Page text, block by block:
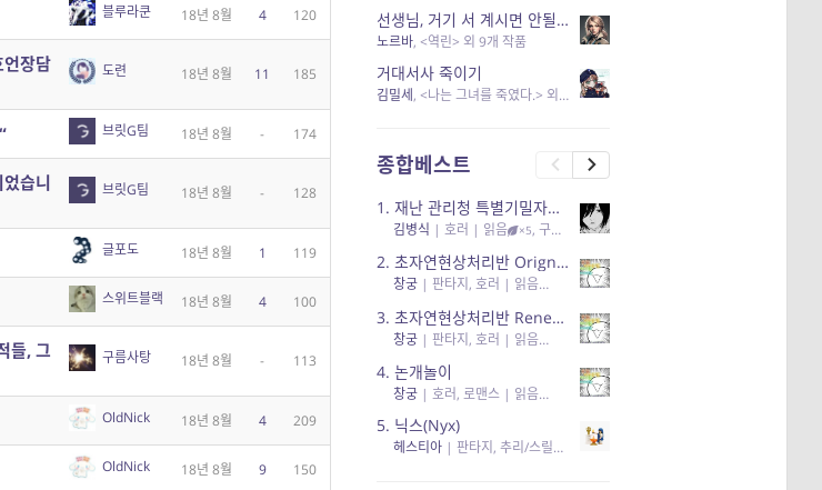
블루라쿤 18년 8월 4 120
장담
도련 18년 8월 11 185
브릿G팀 18년 8월 - 174
습니
브릿G팀 18년 8월 - 128
글포도 18년 8월 1 119
스위트블랙 18년 8월 4 100
들, 그
구름사탕 18년 8월 - 113
OldNick 18년 8월 4 209
OldNick 18년 8월 9 150
선생님, 거기 서 계시면 안될 것 같은데요-역할 클리셰를 비튼 작품들
노르바, <역린> 외 9개 작품
거대서사 죽이기
김밀세, <나는 그녀를 죽였다.> 외 1개 작품
종합베스트
1. 재난 관리청 특별기밀자료들
김병식 | 호러 | 읽음 ×5, 구독 , 응원95, 리뷰3
2. 초자연현상처리반 Orignal + True Ending
창궁| 판타지, 호러 | 읽음 , 구독 , 응원6
3. 초자연현상처리반 Renewal
창궁| 판타지, 호러 | 읽음 , 구독 , 응원82, 리뷰4
4. 논개놀이
창궁| 호러, 로맨스| 읽음 , 공감11, 응원25
5. 닉스(Nyx)
헤스티아| 판타지, 추리/스릴러 | 읽음